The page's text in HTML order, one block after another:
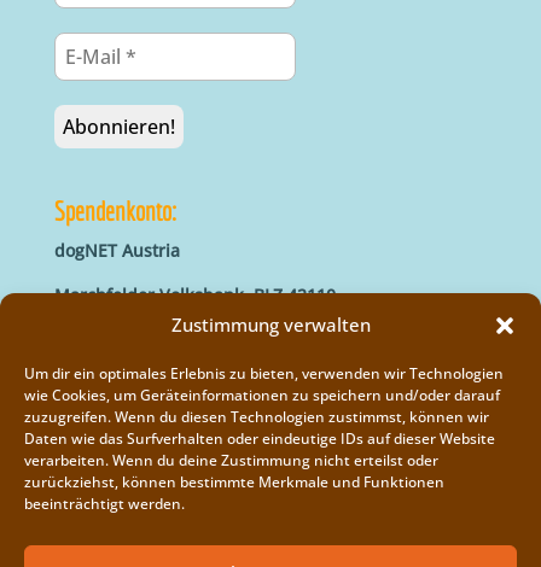
Zustimmung verwalten
Um dir ein optimales Erlebnis zu bieten, verwenden wir Technologien
wie Cookies, um Geräteinformationen zu speichern und/oder darauf
zuzugreifen. Wenn du diesen Technologien zustimmst, können wir
Daten wie das Surfverhalten oder eindeutige IDs auf dieser Website
verarbeiten. Wenn du deine Zustimmung nicht erteilst oder
zurückziehst, können bestimmte Merkmale und Funktionen
beeinträchtigt werden.
Spendenkonto:
dogNET Austria
Marchfelder Volksbank, BLZ 42110
IBAN: AT66 4211 0421 5000 0000